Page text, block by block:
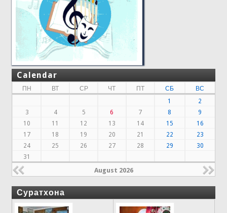
Calendar
ПН ВТ СР ЧТ ПТ СБ
ВС
1
2
3
4 5 6 7 8
9
10
11 12 13 14 15
16
17
18 19 20 21 22
23
24
25 26 27 28 29
30
31
August 2026
Суратхона